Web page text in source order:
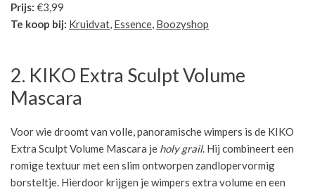
Prijs: €3,99
Te koop bij: Kruidvat, Essence, Boozyshop
2. KIKO Extra Sculpt Volume
Mascara
Voor wie droomt van volle, panoramische wimpers is de KIKO
Extra Sculpt Volume Mascara je holy grail. Hij combineert een
romige textuur met een slim ontworpen zandlopervormig
borsteltje. Hierdoor krijgen je wimpers extra volume en een